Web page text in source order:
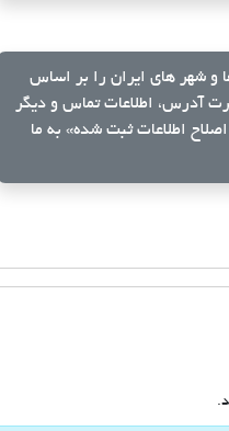
و شهر های ایران را بر اساس
آدرس، اطلاعات تماس و دیگر
اطلاعات ثبت شده» به ما